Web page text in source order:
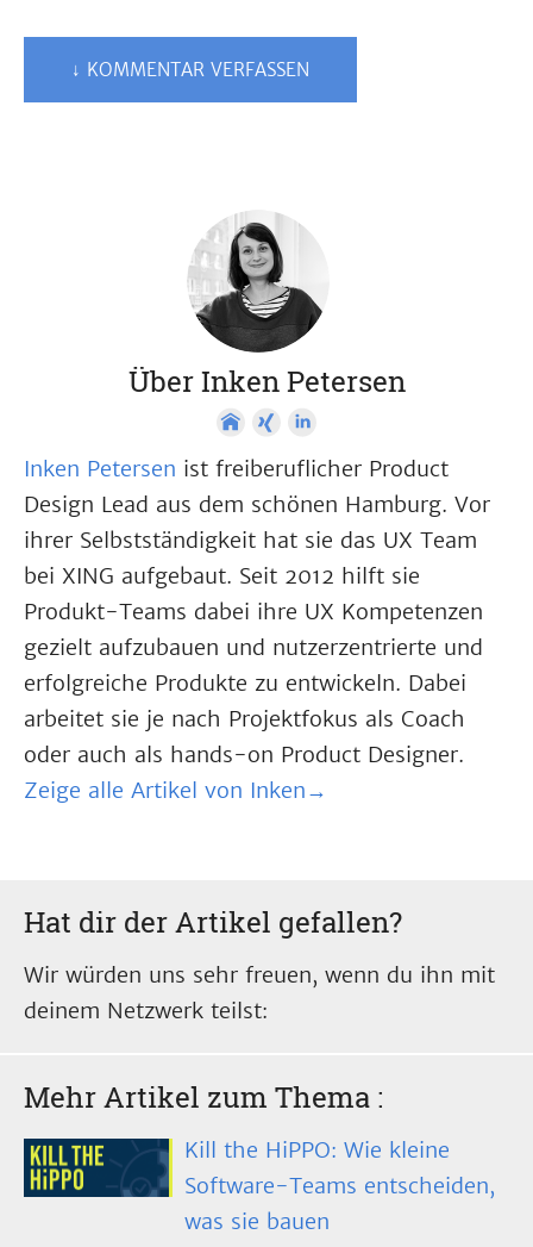
↓ KOMMENTAR VERFASSEN
Über Inken Petersen
Inken Petersen ist freiberuflicher Product
Design Lead aus dem schönen Hamburg. Vor
ihrer Selbstständigkeit hat sie das UX Team
bei XING aufgebaut. Seit 2012 hilft sie
Produkt-Teams dabei ihre UX Kompetenzen
gezielt aufzubauen und nutzerzentrierte und
erfolgreiche Produkte zu entwickeln. Dabei
arbeitet sie je nach Projektfokus als Coach
oder auch als hands-on Product Designer.
Zeige alle Artikel von Inken→
Hat dir der Artikel gefallen?
Wir würden uns sehr freuen, wenn du ihn mit
deinem Netzwerk teilst:
Mehr Artikel zum Thema :
Kill the HiPPO: Wie kleine
Software-Teams entscheiden,
was sie bauen